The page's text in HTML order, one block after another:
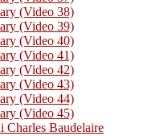
(Video 38)
(Video 39)
(Video 40)
(Video 41)
(Video 42)
(Video 43)
(Video 44)
(Video 45)
Charles Baudelaire